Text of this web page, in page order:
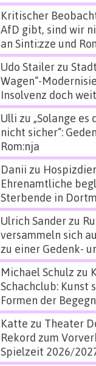
Kritischer
AfD gibt, sind wir
an Sinti:zze und
Udo Stailerzu
Wagen“-
Insolvenz doch
Ulli zu „Solange
nicht sicher“:
Rom:nja
Danii zu
Ehrenamtliche
Sterbende in
Ulrich Sanderzu
versammeln sich
zu einer Gedenk-
Michael Schulz zu
Schachclub: Kunst
Formen der
Katte zu Theater
Rekord zum
Spielzeit 2026/